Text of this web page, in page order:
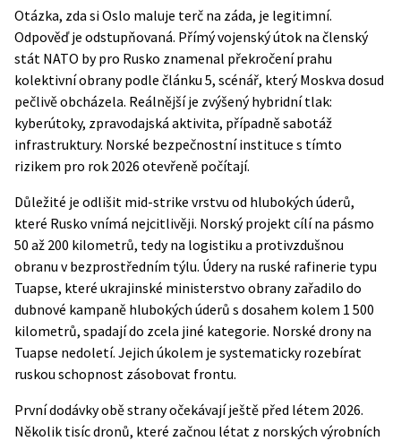
Otázka, zda si Oslo maluje terč na záda, je legitimní.
Odpověď je odstupňovaná. Přímý vojenský útok na členský
stát NATO by pro Rusko znamenal překročení prahu
kolektivní obrany podle článku 5, scénář, který Moskva dosud
pečlivě obcházela. Reálnější je zvýšený hybridní tlak:
kyberútoky, zpravodajská aktivita, případně sabotáž
infrastruktury. Norské bezpečnostní instituce s tímto
rizikem pro rok 2026 otevřeně počítají.
Důležité je odlišit mid-strike vrstvu od hlubokých úderů,
které Rusko vnímá nejcitlivěji. Norský projekt cílí na pásmo
50 až 200 kilometrů, tedy na logistiku a protivzdušnou
obranu v bezprostředním týlu. Údery na ruské rafinerie typu
Tuapse, které ukrajinské ministerstvo obrany zařadilo do
dubnové kampaně hlubokých úderů s dosahem kolem 1 500
kilometrů, spadají do zcela jiné kategorie. Norské drony na
Tuapse nedoletí. Jejich úkolem je systematicky rozebírat
ruskou schopnost zásobovat frontu.
První dodávky obě strany očekávají ještě před létem 2026.
Několik tisíc dronů, které začnou létat z norských výrobních